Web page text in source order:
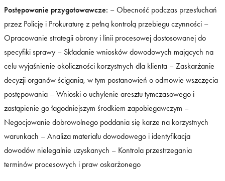
Postępowanie przygotowawcze: – Obecność podczas przesłuchań
przez Policję i Prokuraturę z pełną kontrolą przebiegu czynności –
Opracowanie strategii obrony i linii procesowej dostosowanej do
specyfiki sprawy – Składanie wniosków dowodowych mających na
celu wyjaśnienie okoliczności korzystnych dla klienta – Zaskarżanie
decyzji organów ścigania, w tym postanowień o odmowie wszczęcia
postępowania – Wnioski o uchylenie aresztu tymczasowego i
zastąpienie go łagodniejszym środkiem zapobiegawczym –
Negocjowanie dobrowolnego poddania się karze na korzystnych
warunkach – Analiza materiału dowodowego i identyfikacja
dowodów nielegalnie uzyskanych – Kontrola przestrzegania
terminów procesowych i praw oskarżonego